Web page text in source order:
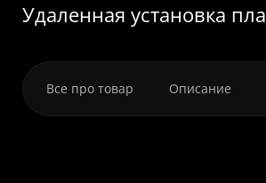
Удаленная установка
Все про товар Описание